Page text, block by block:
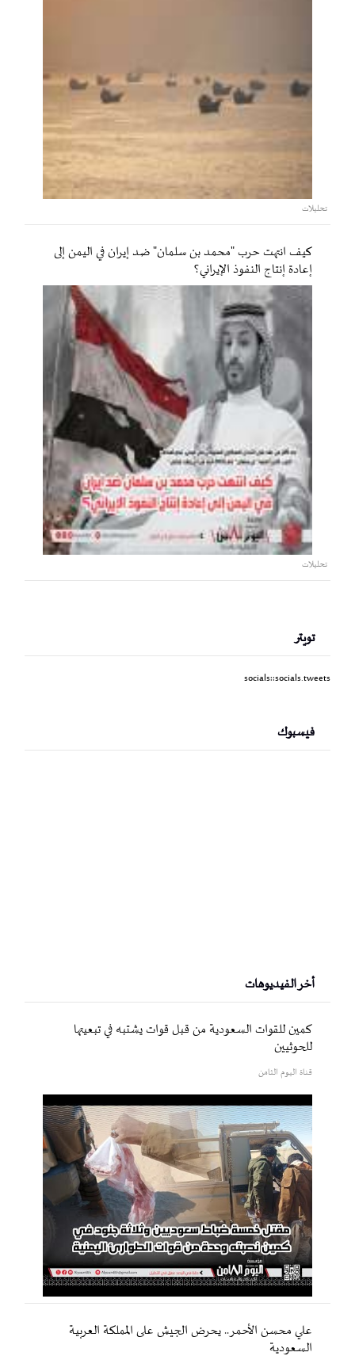
تحليلات
كيف انتهت حرب "محمد بن سلمان" ضد إيران في اليمن إلى
إعادة إنتاج النفوذ الإيراني؟
تحليلات
تويتر
socials::socials.tweets
فيسبوك
أخر الفيديوهات
كمين للقوات السعودية من قبل قوات يشتبه في تبعيتها
للحوثيين
قناة اليوم الثامن
علي محسن الأحمر.. يحرض الجيش على المملكة العربية
السعودية